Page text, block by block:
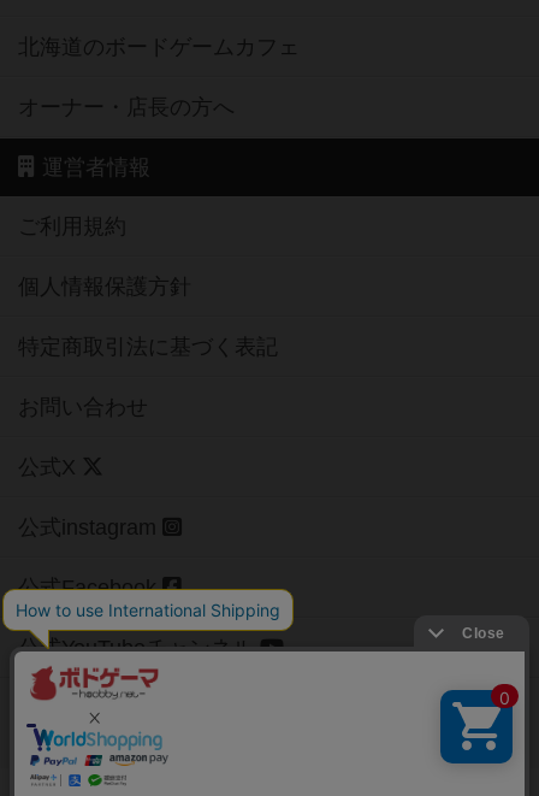
北海道のボードゲームカフェ
オーナー・店長の方へ
運営者情報
ご利用規約
個人情報保護方針
特定商取引法に基づく表記
お問い合わせ
公式X
公式instagram
公式Facebook
公式YouTubeチャンネル